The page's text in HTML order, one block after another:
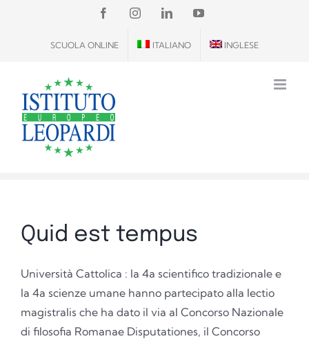
contenuto
FACEBOOKINSTAGRAM
LINKEDINYOUTUBE
SCUOLA ONLINE ITALIANO INGLESE
Quid est tempus
Università Cattolica : la 4a scientifico tradizionale e
la 4a scienze umane hanno partecipato alla lectio
magistralis che ha dato il via al Concorso Nazionale
di filosofia Romanae Disputationes, il Concorso